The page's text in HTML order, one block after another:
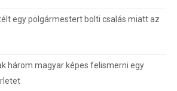
egy polgármestert bolti csalás miatt az
három magyar képes felismerni egy